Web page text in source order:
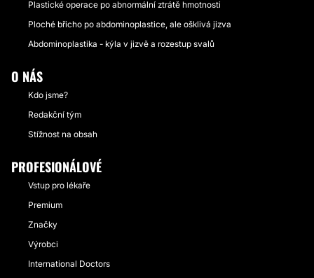
Plastické operace po abnormální ztrátě hmotnosti
Ploché břicho po abdominoplastice, ale ošklivá jizva
Abdominoplastika - kýla v jizvě a rozestup svalů
O NÁS
Kdo jsme?
Redakční tým
Stížnost na obsah
PROFESIONÁLOVÉ
Vstup pro lékaře
Premium
Značky
Výrobci
International Doctors